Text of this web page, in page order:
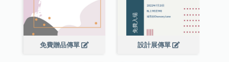
免費贈品傳單 設計展傳單